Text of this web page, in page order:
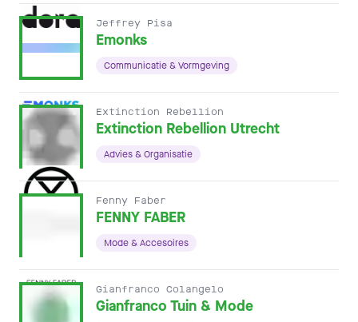
Jeffrey Pisa
Emonks
Communicatie & Vormgeving
Extinction Rebellion
Extinction Rebellion Utrecht
Advies & Organisatie
Fenny Faber
FENNY FABER
Mode & Accesoires
Gianfranco Colangelo
Gianfranco Tuin & Mode